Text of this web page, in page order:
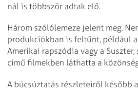
nál is többször adtak elő.
Három szólólemeze jelent meg.
produkciókban is feltűnt, például a
Amerikai rapszódia vagy a Suszter,
című filmekben láthatta a
A búcsúztatás részleteiről később